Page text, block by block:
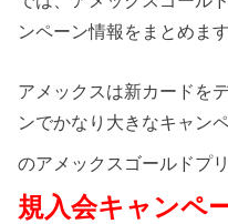
ンペーン情報をまとめます
アメックスは新カードを
ンでかなり大きなキャン
のアメックスゴールドプ
規入会キャンペ